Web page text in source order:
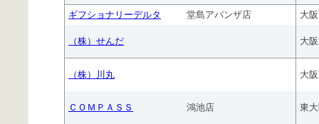
ギフショナリーデルタ
堂島アバンザ店 大
（株）せんだ 大
（株）川丸 大
ＣＯＭＰＡＳＳ 鴻池店 東